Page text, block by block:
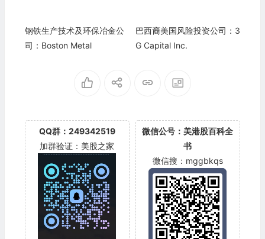
钢铁生产技术及环保冶金公
司：Boston Metal
巴西裔美国风险投资公司：3
G Capital Inc.
QQ群：249342519
加群验证：美股之家
微信公号：美港股百科全
书
微信搜：mggbkqs